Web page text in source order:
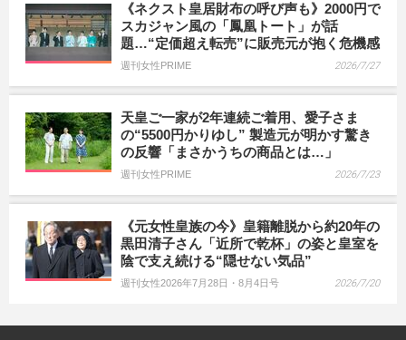
《ネクスト皇居財布の呼び声も》2000円で
スカジャン風の「鳳凰トート」が話
題…“定価超え転売”に販売元が抱く危機感
週刊女性PRIME 2026/7/27
天皇ご一家が2年連続ご着用、愛子さま
の“5500円かりゆし” 製造元が明かす驚き
の反響「まさかうちの商品とは…」
週刊女性PRIME 2026/7/23
《元女性皇族の今》皇籍離脱から約20年の
黒田清子さん「近所で乾杯」の姿と皇室を
陰で支え続ける“隠せない気品”
週刊女性2026年7月28日・8月4日号 2026/7/20